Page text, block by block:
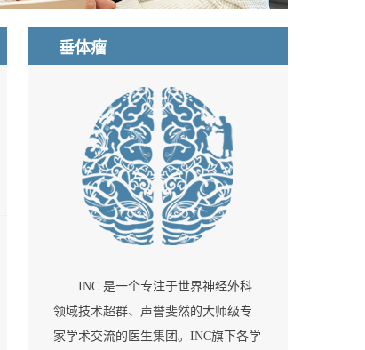
垂体瘤
INC 是一个专注于世界神经外科
领域技术超群、声誉斐然的大师级专
家学术交流的医生集团。INC旗下各学